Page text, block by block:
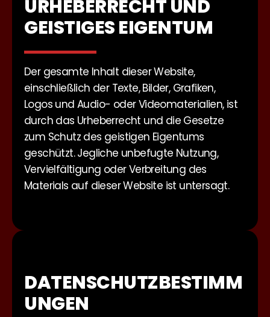
URHEBERRECHT UND
GEISTIGES EIGENTUM
Der gesamte Inhalt dieser Website,
einschließlich der Texte, Bilder, Grafiken,
Logos und Audio- oder Videomaterialien, ist
durch das Urheberrecht und die Gesetze
zum Schutz des geistigen Eigentums
geschützt. Jegliche unbefugte Nutzung,
Vervielfältigung oder Verbreitung des
Materials auf dieser Website ist untersagt.
DATENSCHUTZBESTIMM
UNGEN